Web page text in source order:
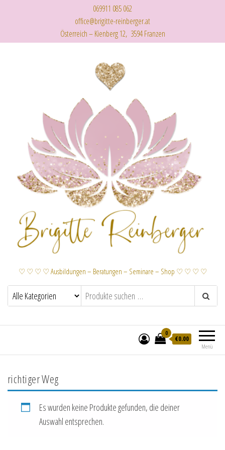
069911 085 062
office@brigitte-reinberger.at
Österreich – Kienberg 12, 3594 Franzen
♡ ♡ ♡ ♡ Ausbildungen – Beratungen – Seminare – Shop ♡ ♡ ♡ ♡
Menü
0
€0.00
richtiger Weg
Es wurden keine Produkte gefunden, die deiner
Auswahl entsprechen.